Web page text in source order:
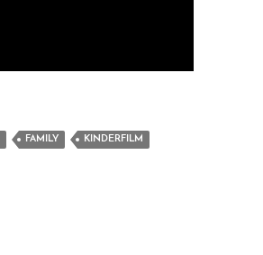
FAMILY KINDERFILM